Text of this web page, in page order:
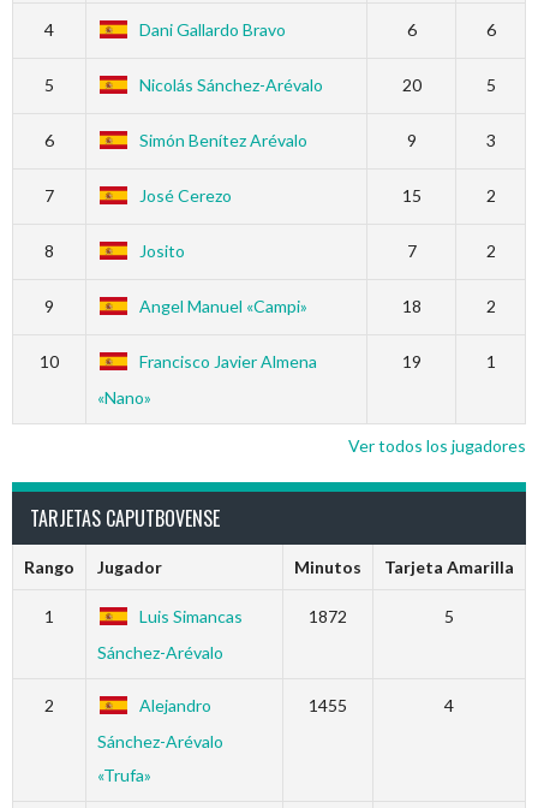
4 Dani Gallardo Bravo 6 6
5 Nicolás Sánchez-Arévalo 20 5
6 Simón Benítez Arévalo 9 3
7 José Cerezo 15 2
8 Josito 7 2
9 Angel Manuel «Campi» 18 2
10
Francisco Javier Almena
«Nano»
19 1
Ver todos los jugadores
TARJETAS CAPUTBOVENSE
Rango Jugador Minutos Tarjeta Amarilla
1
Luis Simancas
Sánchez-Arévalo
1872 5
2
Alejandro
Sánchez-Arévalo
«Trufa»
1455 4